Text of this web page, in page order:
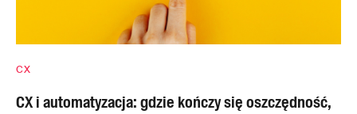
CX
CX i automatyzacja: gdzie kończy się oszczędność,